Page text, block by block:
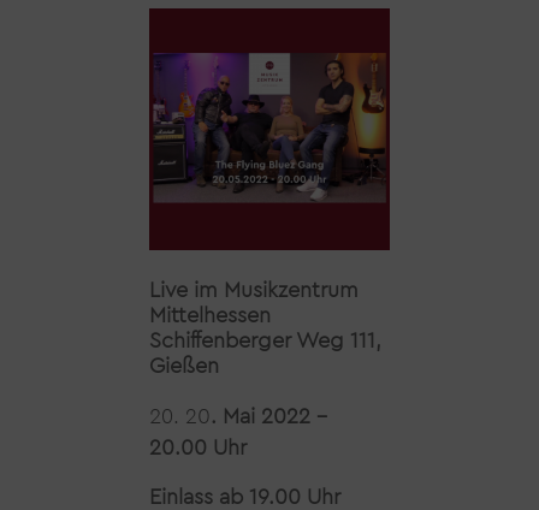
Live im Musikzentrum
Mittelhessen
Schiffenberger Weg 111,
Gießen
20. Mai 2022 –
20.00 Uhr
Einlass ab 19.00 Uhr